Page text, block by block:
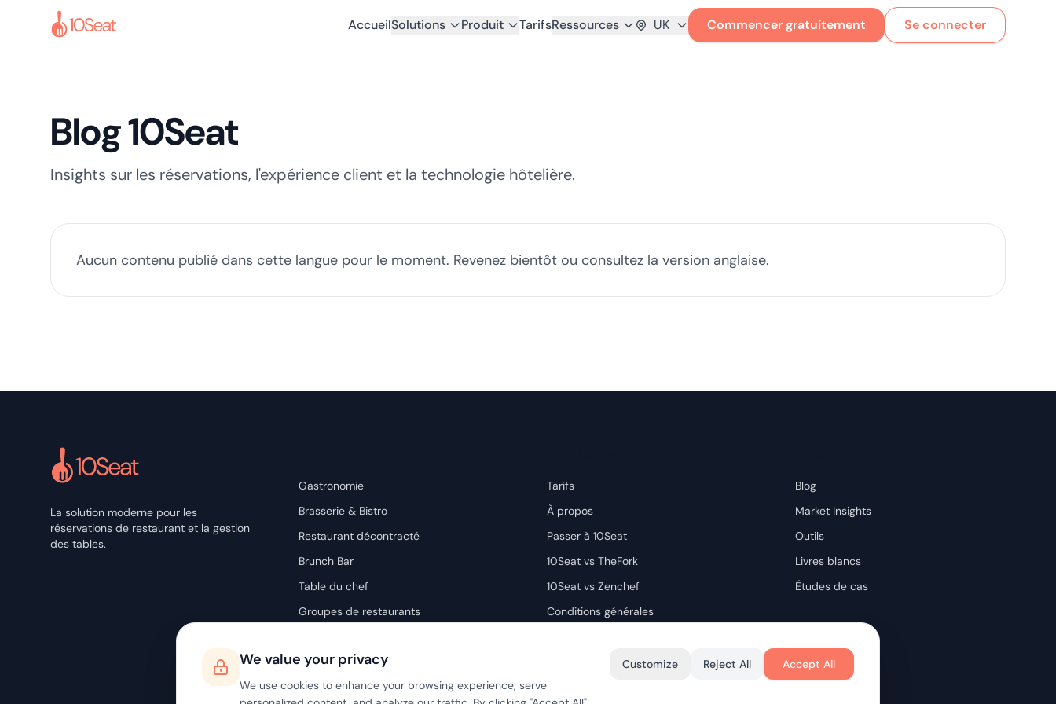
AccueilSolutions Produit TarifsRessources UK Commencer gratuitement Se connecter
Blog 10Seat
Insights sur les réservations, l'expérience client et la technologie hôtelière.
Aucun contenu publié dans cette langue pour le moment. Revenez bientôt ou consultez la version anglaise.
La solution moderne pour les
réservations de restaurant et la gestion
des tables.
Gastronomie
Brasserie & Bistro
Restaurant décontracté
Brunch Bar
Table du chef
Groupes de restaurants
Tarifs
À propos
Passer à 10Seat
10Seat vs TheFork
10Seat vs Zenchef
Conditions générales
Blog
Market Insights
Outils
Livres blancs
Études de cas
We value your privacy
We use cookies to enhance your browsing experience, serve
Customize Reject All Accept All